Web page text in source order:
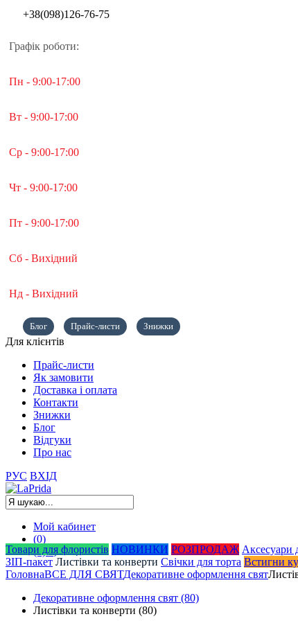
+38(098)126-76-75
Графік роботи:
Пн - 9:00-17:00
Вт - 9:00-17:00
Ср - 9:00-17:00
Чт - 9:00-17:00
Пт - 9:00-17:00
Сб - Вихідний
Нд - Вихідний
Блог Прайс-листи Знижки
Для клієнтів
Прайс-листи
Як замовити
Доставка і оплата
Контакти
Знижки
Блог
Відгуки
Про нас
РУС ВХІД
Мой кабинет
(0)
(0) 0,00грн.
Товари для флористів НОВИНКИ РОЗПРОДАЖ Аксесуари
ЗІП-пакет Листівки та конверти Свічки для торта Встигни
ГоловнаВСЕ ДЛЯ СВЯТДекоративне оформлення свят
Декоративне оформлення свят (80)
Листівки та конверти (80)